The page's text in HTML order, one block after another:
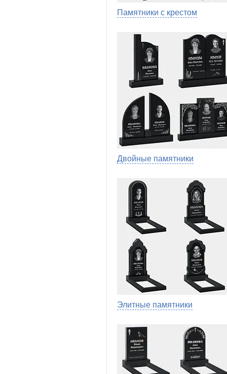
Памятники с крестом
Двойные памятники
Элитные памятники